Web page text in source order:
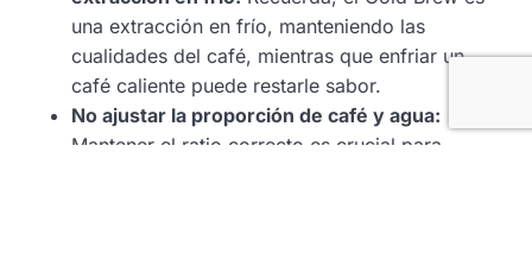
una extracción en frío, manteniendo las
cualidades del café, mientras que enfriar un
café caliente puede restarle sabor.
No ajustar la proporción de café y agua:
Mantener el ratio correcto es crucial para